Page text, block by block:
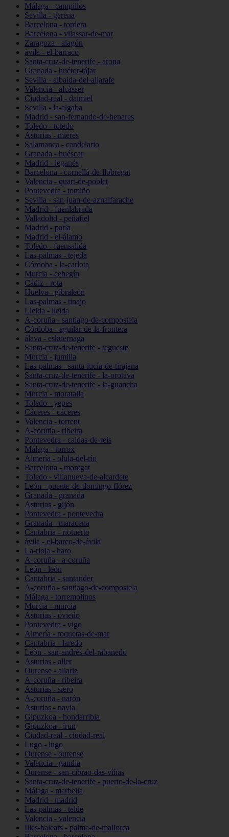
Málaga - campillos
Sevilla - gerena
Barcelona - tordera
Barcelona - vilassar-de-mar
Zaragoza - alagón
ávila - el-barraco
Santa-cruz-de-tenerife - arona
Granada - huétor-tájar
Sevilla - albaida-del-aljarafe
Valencia - alcàsser
Ciudad-real - daimiel
Sevilla - la-algaba
Madrid - san-fernando-de-henares
Toledo - toledo
Asturias - mieres
Salamanca - candelario
Granada - huéscar
Madrid - leganés
Barcelona - cornellà-de-llobregat
Valencia - quart-de-poblet
Pontevedra - tomiño
Sevilla - san-juan-de-aznalfarache
Madrid - fuenlabrada
Valladolid - peñafiel
Madrid - parla
Madrid - el-álamo
Toledo - fuensalida
Las-palmas - tejeda
Córdoba - la-carlota
Murcia - cehegín
Cádiz - rota
Huelva - gibraleón
Las-palmas - tinajo
Lleida - lleida
A-coruña - santiago-de-compostela
Córdoba - aguilar-de-la-frontera
álava - eskuernaga
Santa-cruz-de-tenerife - tegueste
Murcia - jumilla
Las-palmas - santa-lucía-de-tirajana
Santa-cruz-de-tenerife - la-orotava
Santa-cruz-de-tenerife - la-guancha
Murcia - moratalla
Toledo - yepes
Cáceres - cáceres
Valencia - torrent
A-coruña - ribeira
Pontevedra - caldas-de-reis
Málaga - torrox
Almería - olula-del-río
Barcelona - montgat
Toledo - villanueva-de-alcardete
León - puente-de-domingo-flórez
Granada - granada
Asturias - gijón
Pontevedra - pontevedra
Granada - maracena
Cantabria - riotuerto
ávila - el-barco-de-ávila
La-rioja - haro
A-coruña - a-coruña
León - león
Cantabria - santander
A-coruña - santiago-de-compostela
Málaga - torremolinos
Murcia - murcia
Asturias - oviedo
Pontevedra - vigo
Almería - roquetas-de-mar
Cantabria - laredo
León - san-andrés-del-rabanedo
Asturias - aller
Ourense - allariz
A-coruña - ribeira
Asturias - siero
A-coruña - narón
Asturias - navia
Gipuzkoa - hondarribia
Gipuzkoa - irun
Ciudad-real - ciudad-real
Lugo - lugo
Ourense - ourense
Valencia - gandia
Ourense - san-cibrao-das-viñas
Santa-cruz-de-tenerife - puerto-de-la-cruz
Málaga - marbella
Madrid - madrid
Las-palmas - telde
Valencia - valencia
Illes-balears - palma-de-mallorca